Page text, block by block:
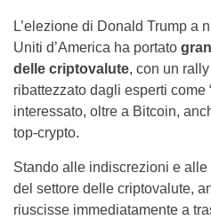
L’elezione di Donald Trump a
Uniti d’America ha portato
delle criptovalute, con un
ribattezzato dagli esperti come
interessato, oltre a Bitcoin,
top-crypto.
Stando alle indiscrezioni e
del settore delle criptovalute,
riuscisse immediatamente a